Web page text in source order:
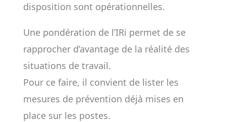
disposition sont opérationnelles.
Une pondération de l’IRi permet de se
rapprocher d’avantage de la réalité des
situations de travail.
Pour ce faire, il convient de lister les
mesures de prévention déjà mises en
place sur les postes.